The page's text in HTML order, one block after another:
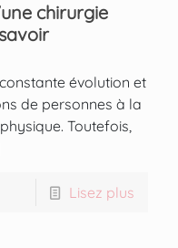
chirurgie
évolution et
de personnes à la
Toutefois,
Lisez plus